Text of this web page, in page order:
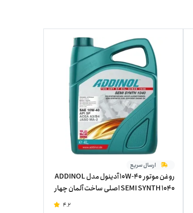
ارسال سریع
روغن موتور 10W-40 آدینول مدل ADDINOL
SEMI SYNTH 1040 اصلی ساخت آلمان چهار
4.2